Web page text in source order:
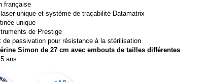
française
laser unique et système de traçabilité Datamatrix
unique
de Prestige
de passivation pour résistance à la stérilisation
Simon de 27 cm avec embouts de tailles différentes
ans